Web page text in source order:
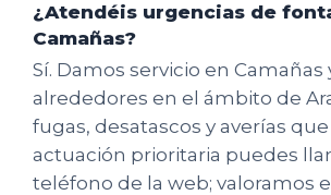
¿Atendéis urgencias de
Camañas?
Sí. Damos servicio en Camañas
alrededores en el ámbito de
fugas, desatascos y averías
actuación prioritaria puedes
teléfono de la web; valoramos